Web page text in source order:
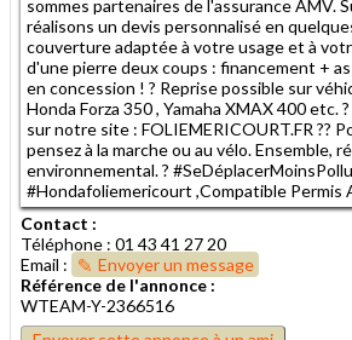
sommes partenaires de l'assurance AMV.
réalisons un devis personnalisé en
couverture adaptée à votre usage et à
d'une pierre deux coups : financement +
en concession ! ? Reprise possible sur
Honda Forza 350 , Yamaha XMAX 400 etc.
sur notre site : FOLIEMERICOURT.FR ??
pensez à la marche ou au vélo. Ensemble,
environnemental. ?
#Hondafoliemericourt ,Compatible Permis
Contact :
Téléphone : 01 43 41 27 20
Email :
Envoyer un message
Référence de l'annonce :
WTEAM-Y-2366516